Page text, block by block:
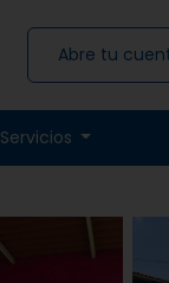
Servicios
Abre tu